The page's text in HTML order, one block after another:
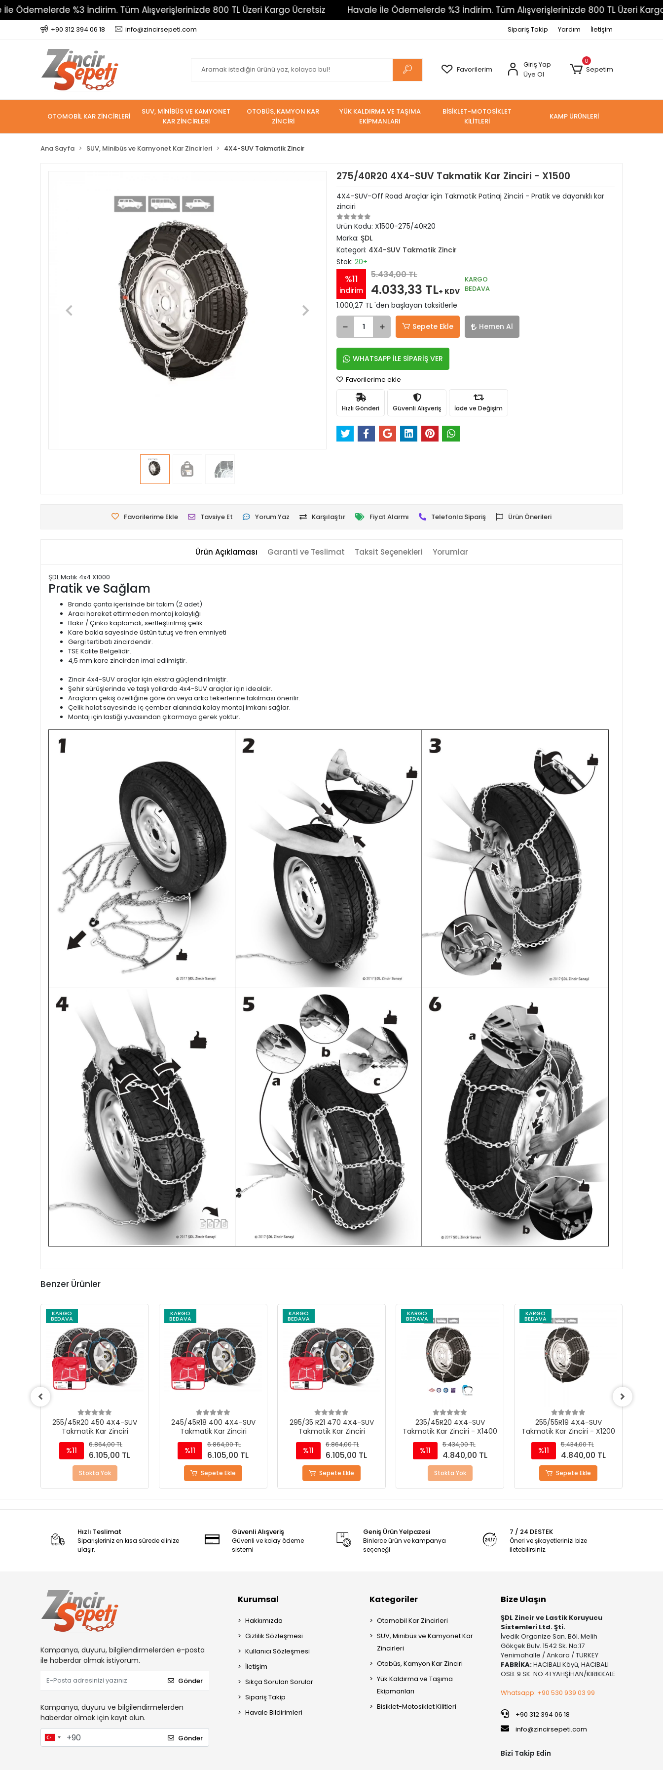
%3 İndirim. Tüm Alışverişlerinizde 800 TL Üzeri Kargo Ücretsiz Havale İle Ödemelerde %3 İndirim. Tüm Alışverişlerinizde 800 TL Üzeri Kargo Ücretsiz
+90 312 394 06 18 info@zincirsepeti.com Sipariş Takip Yardım İletişim
Favorilerim
Giriş Yap
Üye Ol
0
Sepetim
OTOMOBİL KAR ZİNCİRLERİ
SUV, MİNİBÜS VE KAMYONET
KAR ZİNCİRLERİ
OTOBÜS, KAMYON KAR
ZİNCİRİ
YÜK KALDIRMA VE TAŞIMA
EKİPMANLARI
BİSİKLET-MOTOSİKLET
KİLİTLERİ
KAMP ÜRÜNLERİ
Ana Sayfa SUV, Minibüs ve Kamyonet Kar Zincirleri 4X4-SUV Takmatik Zincir
275/40R20 4X4-SUV Takmatik Kar Zinciri - X1500
4X4-SUV-Off Road Araçlar için Takmatik Patinaj Zinciri - Pratik ve dayanıklı kar
zinciri
Ürün Kodu: X1500-275/40R20
Marka: ŞDL
Kategori: 4X4-SUV Takmatik Zincir
Stok: 20+
%11
indirim
5.434,00 TL
4.033,33 TL+ KDV
KARGO
BEDAVA
1.000,27 TL 'den başlayan taksitlerle
Sepete Ekle Hemen Al
WHATSAPP İLE SİPARİŞ VER
Favorilerime ekle
Hızlı Gönderi Güvenli Alışveriş İade ve Değişim
Favorilerime Ekle Tavsiye Et Yorum Yaz Karşılaştır Fiyat Alarmı Telefonla Sipariş Ürün Önerileri
Ürün Açıklaması Garanti ve Teslimat Taksit Seçenekleri Yorumlar
ŞDL Matik 4x4 X1000
Pratik ve Sağlam
Branda çanta içerisinde bir takım (2 adet)
Aracı hareket ettirmeden montaj kolaylığı
Bakır / Çinko kaplamalı, sertleştirilmiş çelik
Kare bakla sayesinde üstün tutuş ve fren emniyeti
Gergi tertibatı zincirdendir.
TSE Kalite Belgelidir.
4,5 mm kare zincirden imal edilmiştir.
Zincir 4x4-SUV araçlar için ekstra güçlendirilmiştir.
Şehir sürüşlerinde ve taşlı yollarda 4x4-SUV araçlar için idealdir.
Araçların çekiş özelliğine göre ön veya arka tekerlerine takılması önerilir.
Çelik halat sayesinde iç çember alanında kolay montaj imkanı sağlar.
Montaj için lastiği yuvasından çıkarmaya gerek yoktur.
Benzer Ürünler
KARGO
BEDAVA
255/45R20 450 4X4-SUV
Takmatik Kar Zinciri
%11
6.864,00 TL
6.105,00 TL
Stokta Yok
KARGO
BEDAVA
245/45R18 400 4X4-SUV
Takmatik Kar Zinciri
%11
6.864,00 TL
6.105,00 TL
Sepete Ekle
KARGO
BEDAVA
295/35 R21 470 4X4-SUV
Takmatik Kar Zinciri
%11
6.864,00 TL
6.105,00 TL
Sepete Ekle
KARGO
BEDAVA
235/45R20 4X4-SUV
Takmatik Kar Zinciri - X1400
%11
5.434,00 TL
4.840,00 TL
Stokta Yok
KARGO
BEDAVA
255/55R19 4X4-SUV
Takmatik Kar Zinciri - X1200
%11
5.434,00 TL
4.840,00 TL
Sepete Ekle
Hızlı Teslimat
Siparişleriniz en kısa sürede elinize
ulaşır.
Güvenli Alışveriş
Güvenli ve kolay ödeme
sistemi
Geniş Ürün Yelpazesi
Binlerce ürün ve kampanya
seçeneği
7 / 24 DESTEK
Öneri ve şikayetlerinizi bize
iletebilirsiniz.
Kampanya, duyuru, bilgilendirmelerden e-posta
ile haberdar olmak istiyorum.
Gönder
Kampanya, duyuru ve bilgilendirmelerden
haberdar olmak için kayıt olun.
Gönder
Kurumsal
Hakkımızda
Gizlilik Sözleşmesi
Kullanıcı Sözleşmesi
İletişim
Sıkça Sorulan Sorular
Sipariş Takip
Havale Bildirimleri
Kategoriler
Otomobil Kar Zincirleri
SUV, Minibüs ve Kamyonet Kar
Zincirleri
Otobüs, Kamyon Kar Zinciri
Yük Kaldırma ve Taşıma
Ekipmanları
Bisiklet-Motosiklet Kilitleri
Bize Ulaşın
ŞDL Zincir ve Lastik Koruyucu
Sistemleri Ltd. Şti.
İvedik Organize San. Böl. Melih
Gökçek Bulv. 1542 Sk. No:17
Yenimahalle / Ankara / TURKEY
FABRİKA:HACIBALI Köyü, HACIBALI
OSB. 9 SK. NO:41 YAHŞİHAN/KIRIKKALE
Whatsapp: +90 530 939 03 99
+90 312 394 06 18
info@zincirsepeti.com
Bizi Takip Edin